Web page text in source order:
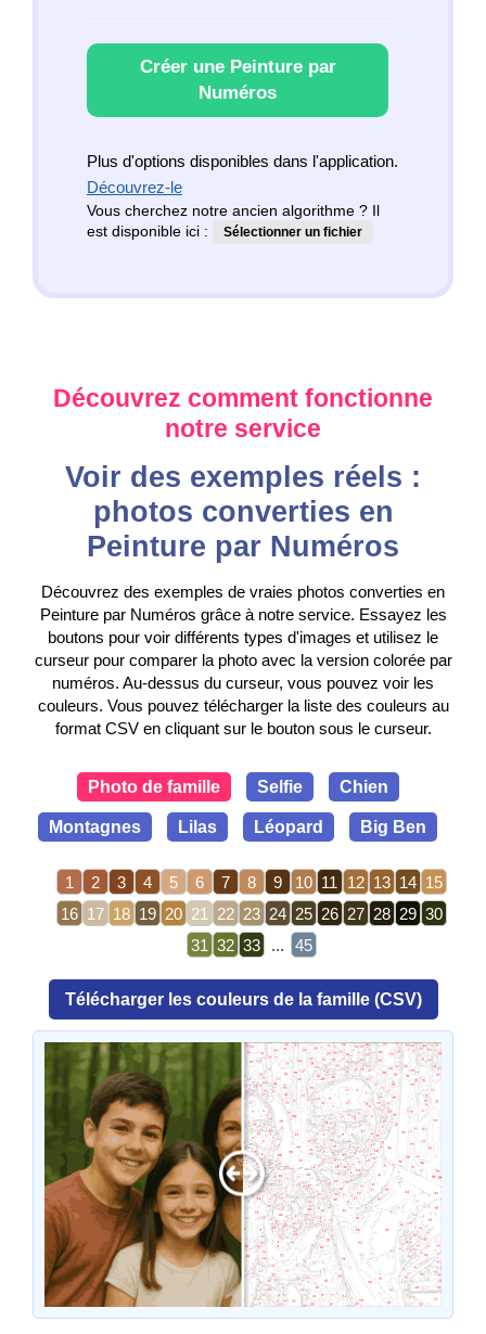
Créer une Peinture par
Numéros
Plus d'options disponibles dans l'application.
Découvrez-le
Vous cherchez notre ancien algorithme ? Il
est disponible ici :
Sélectionner un fichier
Découvrez comment fonctionne
notre service
Voir des exemples réels :
photos converties en
Peinture par Numéros
Découvrez des exemples de vraies photos converties en
Peinture par Numéros grâce à notre service. Essayez les
boutons pour voir différents types d'images et utilisez le
curseur pour comparer la photo avec la version colorée par
numéros. Au-dessus du curseur, vous pouvez voir les
couleurs. Vous pouvez télécharger la liste des couleurs au
format CSV en cliquant sur le bouton sous le curseur.
Photo de famille Selfie Chien
Montagnes Lilas Léopard Big Ben
1 2 3 4 5 6 7 8 9 10 11 12 13 14 15
16 17 18 19 20 21 22 23 24 25 26 27 28 29 30
31 32 33 ... 45
Télécharger les couleurs de la famille (CSV)